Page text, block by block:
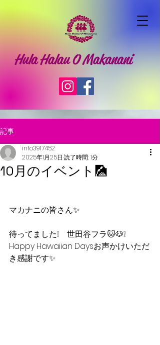
Hula Halau O Makanani
記事
10月のイベント🎑
info3917452
2025年1月25日 読了時間: 1分
マカナニの皆さん✨
待ってました❕　世田谷フラ🐱🐶❕
Happy Hawaiian Daysお声かけいただ
き感謝です✨